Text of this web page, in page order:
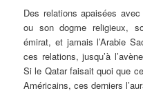
Des relations apaisées
ou son dogme religieux,
émirat, et jamais l’Arabie
ces relations, jusqu’à
Si le Qatar faisait quoi que
Américains, ces derniers